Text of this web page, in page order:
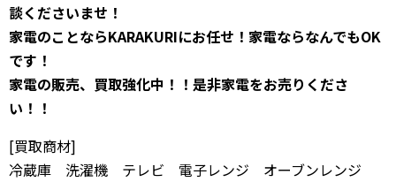
談くださいませ！
家電のことならKARAKURIにお任せ！家電ならなんでもOK
です！
家電の販売、買取強化中！！是非家電をお売りくださ
い！！
[買取商材]
冷蔵庫 洗濯機 テレビ 電子レンジ オーブンレンジ